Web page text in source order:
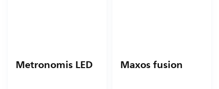
Metronomis LED Maxos fusion